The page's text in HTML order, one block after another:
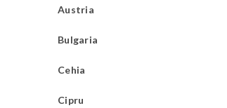
Austria
Bulgaria
Cehia
Cipru